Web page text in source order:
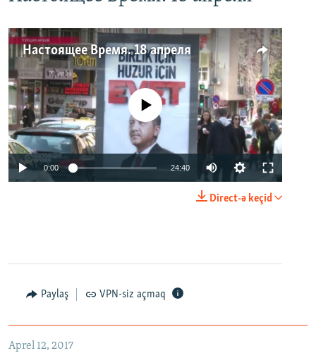
Настоящее Время. 18 апреля
No media source currently available
0:00 24:40
Direct-ə keçid
Paylaş VPN-siz açmaq
Aprel 12, 2017